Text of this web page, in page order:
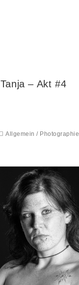
Tanja – Akt #4
Allgemein / Photographie